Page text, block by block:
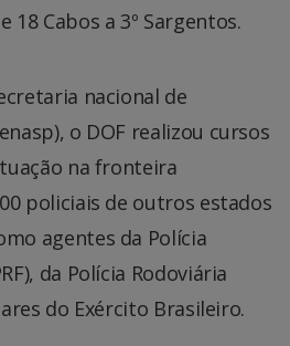
18 Cabos a 3º Sargentos.
nacional de
o DOF realizou cursos
na fronteira
policiais de outros estados
agentes da Polícia
da Polícia Rodoviária
do Exército Brasileiro.